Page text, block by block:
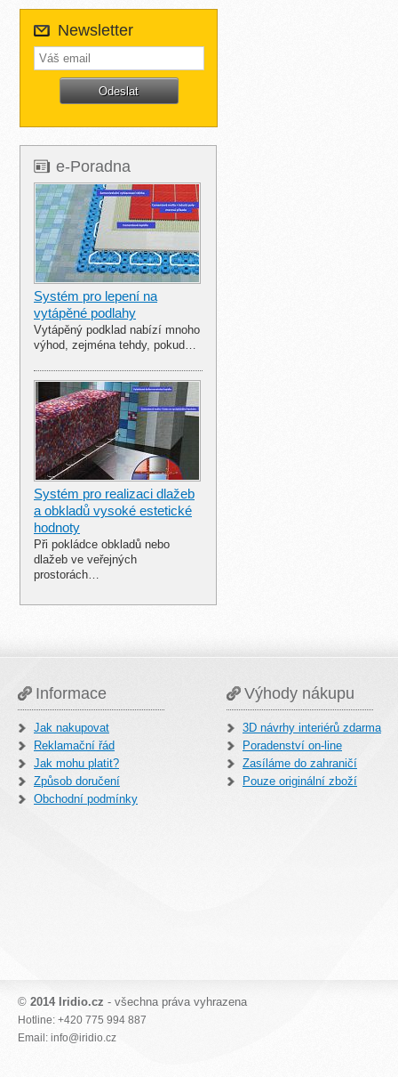
Newsletter
e-Poradna
Systém pro lepení na
vytápěné podlahy
Vytápěný podklad nabízí mnoho
výhod, zejména tehdy, pokud…
Systém pro realizaci dlažeb
a obkladů vysoké estetické
hodnoty
Při pokládce obkladů nebo
dlažeb ve veřejných
prostorách…
Informace
Jak nakupovat
Reklamační řád
Jak mohu platit?
Způsob doručení
Obchodní podmínky
Výhody nákupu
3D návrhy interiérů zdarma
Poradenství on-line
Zasíláme do zahraničí
Pouze originální zboží
© 2014 Iridio.cz - všechna práva vyhrazena
Hotline: +420 775 994 887
Email: info@iridio.cz